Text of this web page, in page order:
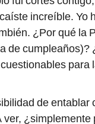
increíble. Yo
¿Por qué la
de
para
de
ver,